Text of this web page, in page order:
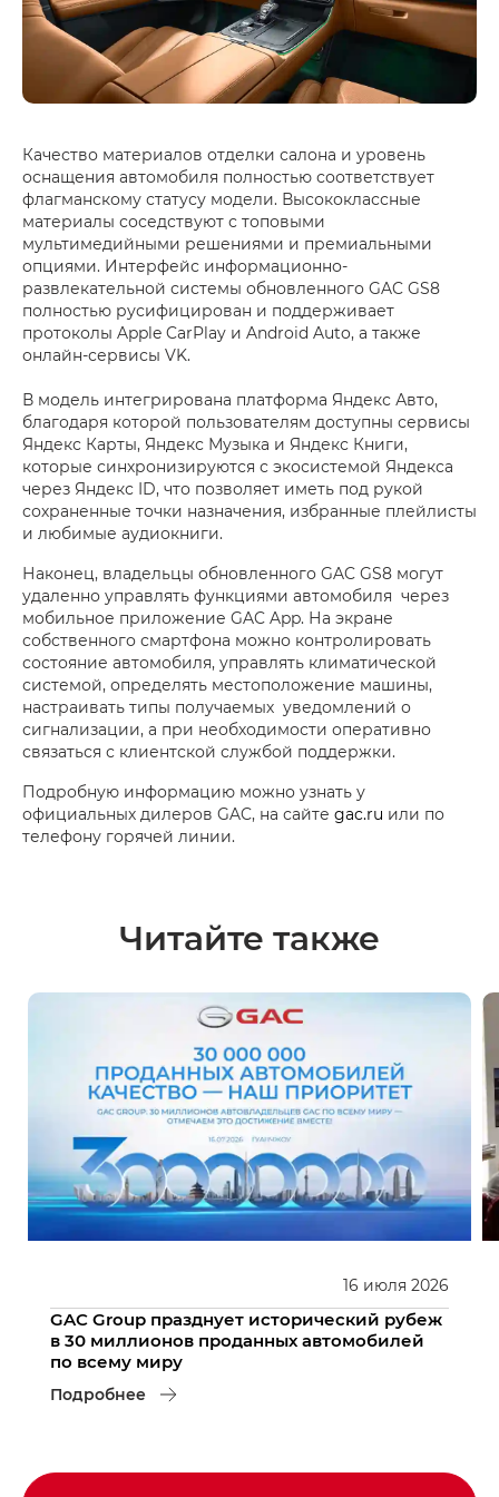
Качество материалов отделки салона и уровень
оснащения автомобиля полностью соответствует
флагманскому статусу модели. Высококлассные
материалы соседствуют с топовыми
мультимедийными решениями и премиальными
опциями. Интерфейс информационно-
развлекательной системы обновленного GAC GS8
полностью русифицирован и поддерживает
протоколы Apple CarPlay и Android Auto, а также
онлайн-сервисы VK.
В модель интегрирована платформа Яндекс Авто,
благодаря которой пользователям доступны сервисы
Яндекс Карты, Яндекс Музыка и Яндекс Книги,
которые синхронизируются с экосистемой Яндекса
через Яндекс ID, что позволяет иметь под рукой
сохраненные точки назначения, избранные плейлисты
и любимые аудиокниги.
Наконец, владельцы обновленного GAC GS8 могут
удаленно управлять функциями автомобиля через
мобильное приложение GAC App. На экране
собственного смартфона можно контролировать
состояние автомобиля, управлять климатической
системой, определять местоположение машины,
настраивать типы получаемых уведомлений о
сигнализации, а при необходимости оперативно
связаться с клиентской службой поддержки.
Подробную информацию можно узнать у
официальных дилеров GAC, на сайте gac.ru или по
телефону горячей линии.
Читайте также
16 июля 2026
GAC Group празднует исторический рубеж
в 30 миллионов проданных автомобилей
по всему миру
Подробнее